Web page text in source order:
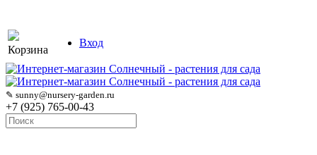
Корзина
Вход
✎ sunny@nursery-garden.ru
+7 (925) 765-00-43